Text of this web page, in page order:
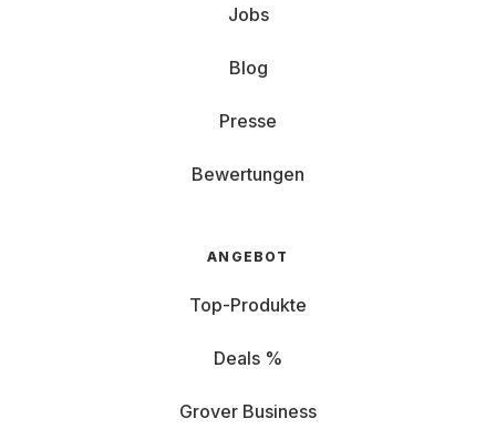
Jobs
Blog
Presse
Bewertungen
ANGEBOT
Top-Produkte
Deals %
Grover Business